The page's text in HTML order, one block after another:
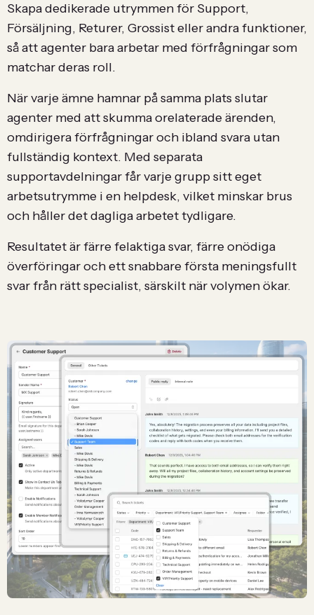
Skapa dedikerade utrymmen för Support,
Försäljning, Returer, Grossist eller andra funktioner,
så att agenter bara arbetar med förfrågningar som
matchar deras roll.
När varje ämne hamnar på samma plats slutar
agenter med att skumma orelaterade ärenden,
omdirigera förfrågningar och ibland svara utan
fullständig kontext. Med separata
supportavdelningar får varje grupp sitt eget
arbetsutrymme i en helpdesk, vilket minskar brus
och håller det dagliga arbetet tydligare.
Resultatet är färre felaktiga svar, färre onödiga
överföringar och ett snabbare första meningsfullt
svar från rätt specialist, särskilt när volymen ökar.